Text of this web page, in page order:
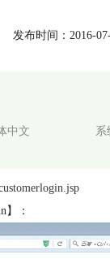
发布时间：2016-
中文
系
：